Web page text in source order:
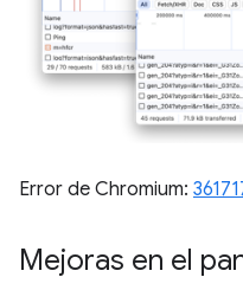
Error de Chromium:
Mejoras en el